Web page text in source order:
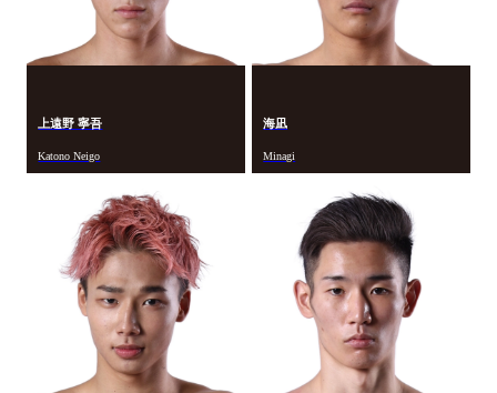
上遠野 寧吾
Katono Neigo
海凪
Minagi